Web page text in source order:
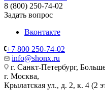
8 (800) 250-74-02
Задать вопрос
Вконтакте
+7 800 250-74-02
info@shonx.ru
г. Санкт-Петербург,
г. Москва,
Крылатская ул., д. 2, к. 4 (2